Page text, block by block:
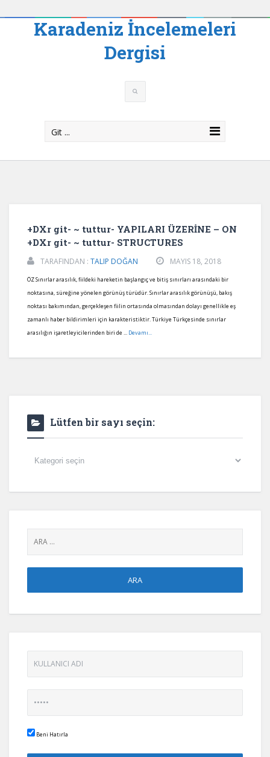
Karadeniz İncelemeleri
Dergisi
Git ...
+DXr git- ~ tuttur- YAPILARI ÜZERİNE – ON
+DXr git- ~ tuttur- STRUCTURES
TARAFINDAN : TALIP DOĞAN MAYIS 18, 2018
ÖZ Sınırlar arasılık, fiildeki hareketin başlangıç ve bitiş sınırları arasındaki bir
noktasına, süreğine yönelen görünüş türüdür. Sınırlar arasılık görünüşü, bakış
noktası bakımından, gerçekleşen fiilin ortasında olmasından dolayı genellikle eş
zamanlı haber bildirimleri için karakteristiktir. Türkiye Türkçesinde sınırlar
arasılığın işaretleyicilerinden biri de ... Devamı...
Lütfen bir sayı seçin:
Lütfen
Beni Hatırla